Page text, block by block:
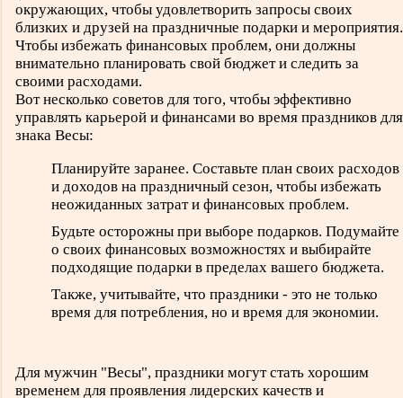
окружающих, чтобы удовлетворить запросы своих
близких и друзей на праздничные подарки и мероприятия.
Чтобы избежать финансовых проблем, они должны
внимательно планировать свой бюджет и следить за
своими расходами.
Вот несколько советов для того, чтобы эффективно
управлять карьерой и финансами во время праздников для
знака Весы:
Планируйте заранее. Составьте план своих расходов
и доходов на праздничный сезон, чтобы избежать
неожиданных затрат и финансовых проблем.
Будьте осторожны при выборе подарков. Подумайте
о своих финансовых возможностях и выбирайте
подходящие подарки в пределах вашего бюджета.
Также, учитывайте, что праздники - это не только
время для потребления, но и время для экономии.
Для мужчин "Весы", праздники могут стать хорошим
временем для проявления лидерских качеств и